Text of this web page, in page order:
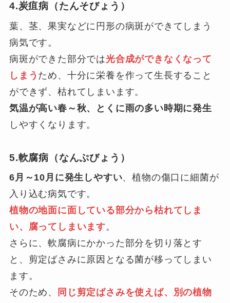
4.炭疽病（たんそびょう）
葉、茎、果実などに円形の病斑ができてしまう
病気です。
病斑ができた部分では光合成ができなくなって
しまう ため、十分に栄養を作って生長すること
ができず、枯れてしまいます。
気温が高い春～秋、とくに雨の多い時期に発生
しやすくなります。
5.軟腐病（なんぷびょう）
6月～10月に発生しやすい、植物の傷口に細菌が
入り込む病気です。
植物の地面に面している部分から枯れてしま
い、腐ってしまいます。
さらに、軟腐病にかかった部分を切り落とす
と、剪定ばさみに原因となる菌が移ってしまい
ます。
そのため、
同じ剪定ばさみを使えば、別の植物